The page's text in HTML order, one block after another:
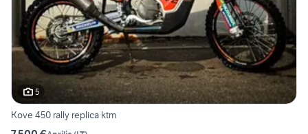
5
Kove 450 rally replica ktm